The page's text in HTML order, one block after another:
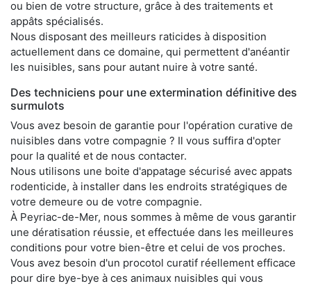
ou bien de votre structure, grâce à des traitements et
appâts spécialisés.
Nous disposant des meilleurs raticides à disposition
actuellement dans ce domaine, qui permettent d'anéantir
les nuisibles, sans pour autant nuire à votre santé.
Des techniciens pour une extermination définitive des
surmulots
Vous avez besoin de garantie pour l'opération curative de
nuisibles dans votre compagnie ? Il vous suffira d'opter
pour la qualité et de nous contacter.
Nous utilisons une boite d'appatage sécurisé avec appats
rodenticide, à installer dans les endroits stratégiques de
votre demeure ou de votre compagnie.
À Peyriac-de-Mer, nous sommes à même de vous garantir
une dératisation réussie, et effectuée dans les meilleures
conditions pour votre bien-être et celui de vos proches.
Vous avez besoin d'un procotol curatif réellement efficace
pour dire bye-bye à ces animaux nuisibles qui vous